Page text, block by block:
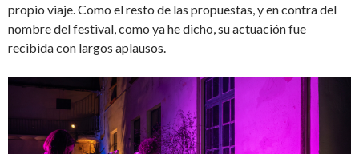
propio viaje. Como el resto de las propuestas, y en contra del
nombre del festival, como ya he dicho, su actuación fue
recibida con largos aplausos.